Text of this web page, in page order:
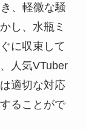
、軽微な騒
し、水瓶ミ
に収束して
人気VTuber
適切な対応
ることがで